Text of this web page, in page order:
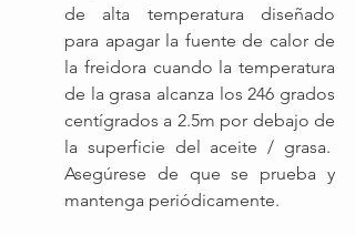
de alta temperatura diseñado
para apagar la fuente de calor de
la freidora cuando la temperatura
de la grasa alcanza los 246 grados
centígrados a 2.5m por debajo de
la superficie del aceite / grasa.
Asegúrese de que se prueba y
mantenga periódicamente.